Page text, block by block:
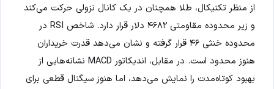
از منظر تکنیکال، طلا همچنان در یک کانال نزولی حرکت می‌کند
و زیر محدوده مقاومتی ۴۶۸۲ دلار قرار دارد. شاخص RSI در
محدوده خنثی ۴۶ قرار گرفته و نشان می‌دهد قدرت خریداران
هنوز محدود است. در مقابل، اندیکاتور MACD نشانه‌هایی از
بهبود کوتاه‌مدت را نمایش می‌دهد، اما هنوز سیگنال قطعی برای